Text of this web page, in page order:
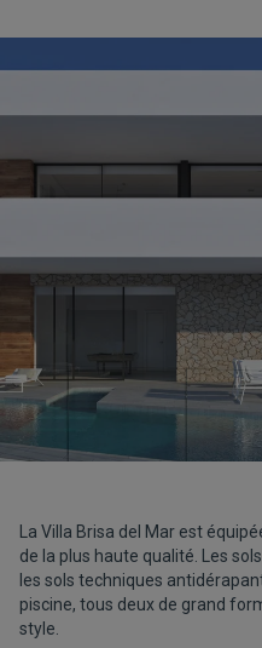
La Villa Brisa del Mar est
de la plus haute qualité. Les
les sols techniques
piscine, tous deux de grand
style.